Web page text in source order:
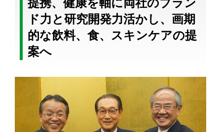
ド力と研究開発力活かし、画期
的な飲料、食、スキンケアの提
案へ